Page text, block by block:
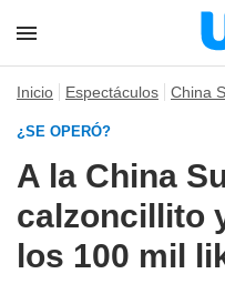
Inicio Espectáculos China
¿SE OPERÓ?
A la China
calzoncillito
los 100 mil